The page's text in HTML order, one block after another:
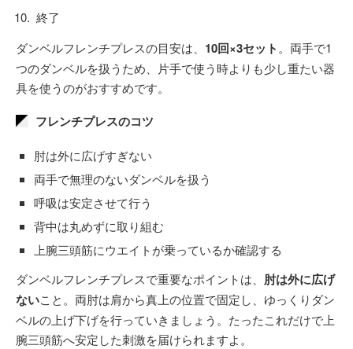
終了
ダンベルフレンチプレスの目安は、 10回×3セット。両手で1
つのダンベルを扱うため、片手で使う時よりも少し重たい器
具を使うのがおすすめです。
フレンチプレスのコツ
肘は外に広げすぎない
両手で無理のないダンベルを扱う
呼吸は安定させて行う
背中は丸めずに取り組む
上腕三頭筋にウエイトが乗っているか確認する
ダンベルフレンチプレスで重要なポイントは、 肘は外に広げ
ないこと。両肘は肩から真上の位置で固定し、ゆっくりダン
ベルの上げ下げを行っていきましょう。たったこれだけで上
腕三頭筋へ安定した刺激を届けられますよ。